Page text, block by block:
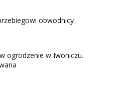
obwodnicy
ogrodzenie w Iwoniczu.